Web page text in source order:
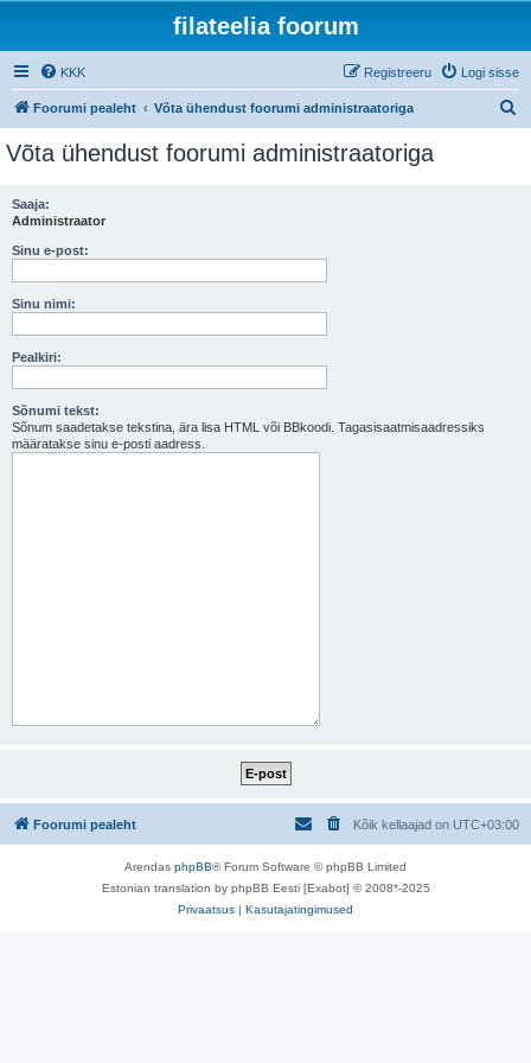
filateelia foorum
KKK Logi sisse
Registreeru
Foorumi pealeht Võta ühendust foorumi administraatoriga
Võta ühendust foorumi administraatoriga
Saaja:
Administraator
Sinu e-post:
Sinu nimi:
Pealkiri:
Sõnumi tekst:
Sõnum saadetakse tekstina, ära lisa HTML või BBkoodi. Tagasisaatmisaadressiks
määratakse sinu e-posti aadress.
Foorumi pealeht Kõik kellaajad on UTC+03:00
Arendas phpBB® Forum Software © phpBB Limited
Estonian translation by phpBB Eesti [Exabot] © 2008*-2025
Privaatsus | Kasutajatingimused